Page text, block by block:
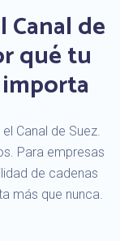
Canal de
qué tu
Canal de Suez.
Para empresas
de cadenas
más que nunca.